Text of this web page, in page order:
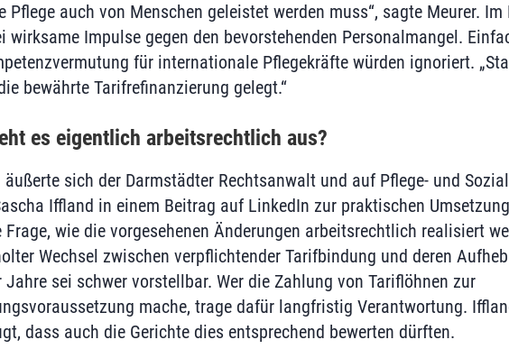
Pflege auch von Menschen geleistet werden muss“, sagte Meurer.
wirksame Impulse gegen den bevorstehenden Personalmangel.
für internationale Pflegekräfte würden ignoriert.
bewährte Tarifrefinanzierung gelegt.“
es eigentlich arbeitsrechtlich aus?
sich der Darmstädter Rechtsanwalt und auf Pflege‑ und
Iffland in einem Beitrag auf LinkedIn zur praktischen
Frage, wie die vorgesehenen Änderungen arbeitsrechtlich realisiert
Wechsel zwischen verpflichtender Tarifbindung und deren
Jahre sei schwer vorstellbar. Wer die Zahlung von Tariflöhnen zur
mache, trage dafür langfristig Verantwortung.
dass auch die Gerichte dies entsprechend bewerten dürften.